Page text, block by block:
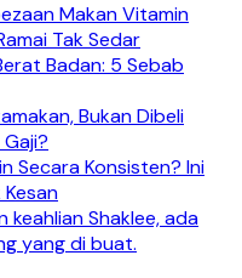
Makan Vitamin
Tak Sedar
Badan: 5 Sebab
Bukan Dibeli
Secara Konsisten? Ini
keahlian Shaklee, ada
yang di buat.